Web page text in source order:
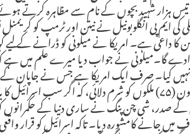
ہزار شہید بچوں کے نام سے مظاہرہ کرتے
ایم پی انگلوبونیل نے نیتن اور ٹرمپ کو
داعی ہے۔ امریکا نے میلونی کو ڈرانے کے لیے
کیا۔ صرف ایک امریکا ہے جس نے جاپان
کیا۔اٹلی نے مسلم دنیا کے ستاون (۷۵) ملکوں کو شرم دلائی، کہ
شی چن پنگ نے ساری دنیا کے حکمرانوں کو
جانے کامشورہ دیا۔ تاکہ اسرائیل کو قرار